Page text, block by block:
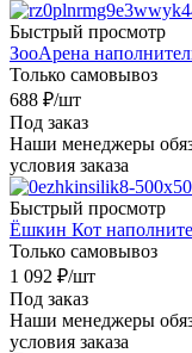
Быстрый просмотр
ЗооАрена
Только самовывоз
688 ₽/шт
Под заказ
Наши менеджеры
условия заказа
Быстрый просмотр
Ёшкин Кот
Только самовывоз
1 092 ₽/шт
Под заказ
Наши менеджеры
условия заказа